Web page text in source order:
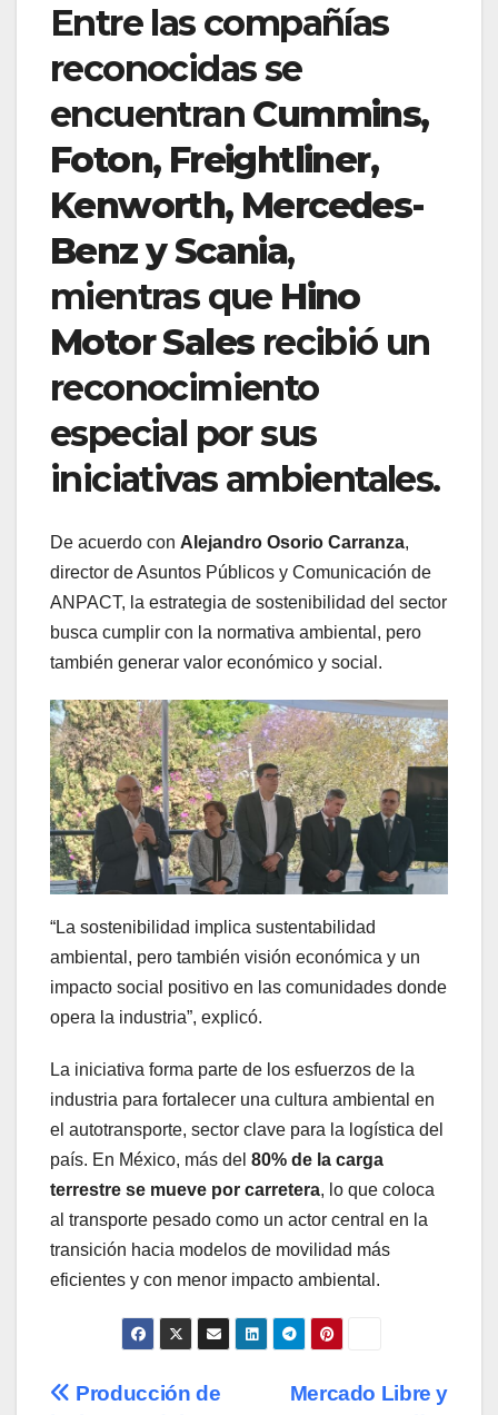
Entre las compañías
reconocidas se
encuentran Cummins,
Foton, Freightliner,
Kenworth, Mercedes-
Benz y Scania,
mientras que Hino
Motor Salesrecibió un
reconocimiento
especial por sus
iniciativas ambientales.
De acuerdo con Alejandro Osorio Carranza,
director de Asuntos Públicos y Comunicación de
ANPACT, la estrategia de sostenibilidad del sector
busca cumplir con la normativa ambiental, pero
también generar valor económico y social.
“La sostenibilidad implica sustentabilidad
ambiental, pero también visión económica y un
impacto social positivo en las comunidades donde
opera la industria”, explicó.
La iniciativa forma parte de los esfuerzos de la
industria para fortalecer una cultura ambiental en
el autotransporte, sector clave para la logística del
país. En México, más del 80% de la carga
terrestre se mueve por carretera, lo que coloca
al transporte pesado como un actor central en la
transición hacia modelos de movilidad más
eficientes y con menor impacto ambiental.
Navegación
Mercado Libre y
Producción de